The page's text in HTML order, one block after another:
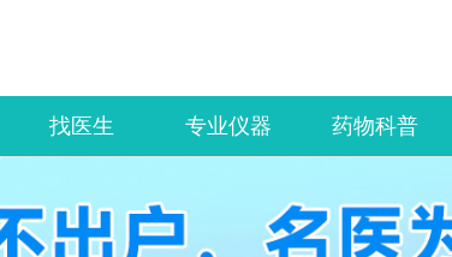
找医生 专业仪器 药物科普